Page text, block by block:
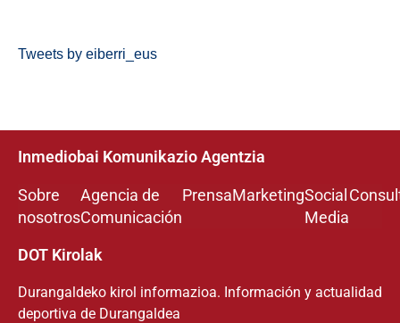
Tweets by eiberri_eus
Inmediobai Komunikazio Agentzia
Sobre
nosotros
Agencia de
Comunicación
PrensaMarketingSocial
Media
DOT Kirolak
Durangaldeko kirol informazioa. Información y actualidad
deportiva de Durangaldea